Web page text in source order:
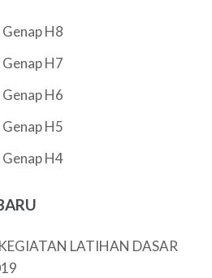
H8
H7
H6
H5
H4
KEGIATAN LATIHAN DASAR